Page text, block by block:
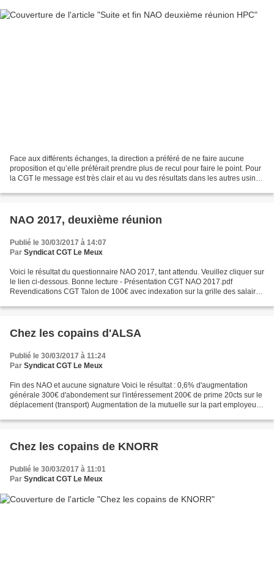
Face aux différents échanges, la direction a préféré de ne faire aucune
proposition et qu’elle préférait prendre plus de recul pour faire le point. Pour
la CGT le message est très clair et au vu des résultats dans les autres usines
NAO 2017, deuxième réunion
Publié le 30/03/2017 à 14:07
Par Syndicat CGT Le Meux
Voici le résultat du questionnaire NAO 2017, tant attendu. Veuillez cliquer sur
le lien ci-dessous. Bonne lecture - Présentation CGT NAO 2017.pdf
Revendications CGT Talon de 100€ avec indexation sur la grille des salaires
Chez les copains d'ALSA
Publié le 30/03/2017 à 11:24
Par Syndicat CGT Le Meux
Fin des NAO et aucune signature Voici le résultat : 0,6% d'augmentation
générale 300€ d'abondement sur l'intéressement 200€ de prime 20cts sur le
déplacement (transport) Augmentation de la mutuelle sur la part employeur
Chez les copains de KNORR
Publié le 30/03/2017 à 11:01
Par Syndicat CGT Le Meux